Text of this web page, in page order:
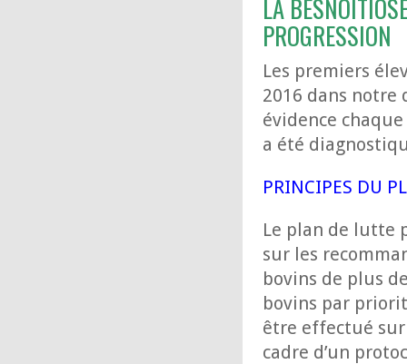
LA
PROGRESSION
Les premiers
2016 dans notre
évidence
a été
PRINCIPES DU
Le plan de lutte
sur les
bovins de plus
bovins par
être effectué sur
cadre d’un